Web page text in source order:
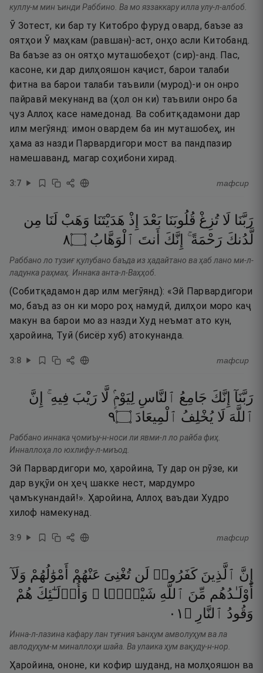
куллу-м мин ъинди Раббино. Ва мо яззаккару илла улу-л-албоб.
Ӯ Зотест, ки бар ту Китобро фуруд овард, баъзе аз
оятҳои Ӯ маҳкам (равшан)-аст, онҳо асли Китобанд.
Ва баъзе аз он оятҳо муташобеҳот (сир)-анд. Пас,
касоне, ки дар дилҳояшон каҷист, барои талаби
фитна ва барои талаби таъвили (мурод)-и он онро
пайравӣ мекунанд ва (ҳол он ки) таъвили онро ба
ҷуз Аллоҳ касе намедонад. Ва собитқадамони дар
илм мегӯянд: имон овардем ба ин муташобеҳ, ин
ҳама аз назди Парвардигори мост ва пандпазир
намешаванд, магар соҳибони хирад.
3:7 тафсир
رَبَّنَا لَا تُزِغْ قُلُوبَنَا بَعْدَ إِذْ هَدَيْتَنَا وَهَبْ لَنَا مِن
لَّدُنكَ رَحْمَةً ۚ إِنَّكَ أَنتَ ٱلْوَهَّابُ ۝٨
Раббано ло тузиғ қулубано баъда из ҳадайтано ва ҳаб лано ми-л-
ладунка раҳмаҳ. Иннака анта-л-Ваҳҳоб.
(Собитқадамон дар илм мегӯянд): «Эй Парвардигори
мо, баъд аз он ки моро роҳ намудӣ, дилҳои моро каҷ
макун ва барои мо аз назди Худ неъмат ато кун,
ҳаройина, Туӣ (бисёр хуб) атокунанда.
3:8 тафсир
رَبَّنَآ إِنَّكَ جَامِعُ ٱلنَّاسِ لِيَوْمٍۢ لَّا رَيْبَ فِيهِ ۚ
إِنَّ
ٱللَّهَ لَا يُخْلِفُ ٱلْمِيعَادَ ۝٩
Раббано иннака ҷомиъу-н-носи ли явми-л ло райба фиҳ.
Инналлоҳа ло юхлифу-л-миъод.
Эй Парвардигори мо, ҳаройина, Ту дар он рӯзе, ки
дар вуқӯи он ҳеҷ шакке нест, мардумро
ҷамъкунандаӣ!». Ҳаройина, Аллоҳ ваъдаи Худро
хилоф намекунад.
3:9 тафсир
إِنَّ ٱلَّذِينَ كَفَرُوا۟ لَن تُغْنِىَ عَنْهُمْ أَمْوَٰلُهُمْ وَلَآ
أَوْلَـٰدُهُم مِّنَ ٱللَّهِ شَيْـًۭٔا ۖ وَأُو۟لَـٰٓئِكَ هُمْ
وَقُودُ ٱلنَّارِ ۝ ١٠
Инна-л-лазина кафару лан туғния ъанҳум амволуҳум ва ла
авлодуҳум-м миналлоҳи шайа. Ва улаика ҳум вақуду-н-нор.
Ҳаройина, ононе, ки кофир шуданд, на молҳояшон ва